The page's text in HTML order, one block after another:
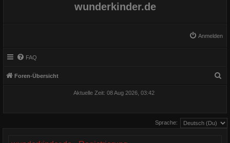
wunderkinder.de
Anmelden
FAQ
Foren-Übersicht
e
Aktuelle Zeit: 08 Aug 2026, 03:42
Sprache: